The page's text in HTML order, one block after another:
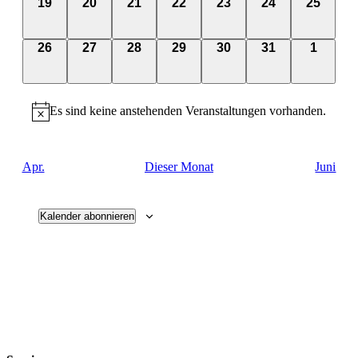
19 20 21 22 23 24 25
0
26
0
27
0
28
0
29
0
30
0
31
0
1
Es sind keine anstehenden Veranstaltungen vorhanden.
Apr. Dieser Monat Juni
Kalender abonnieren